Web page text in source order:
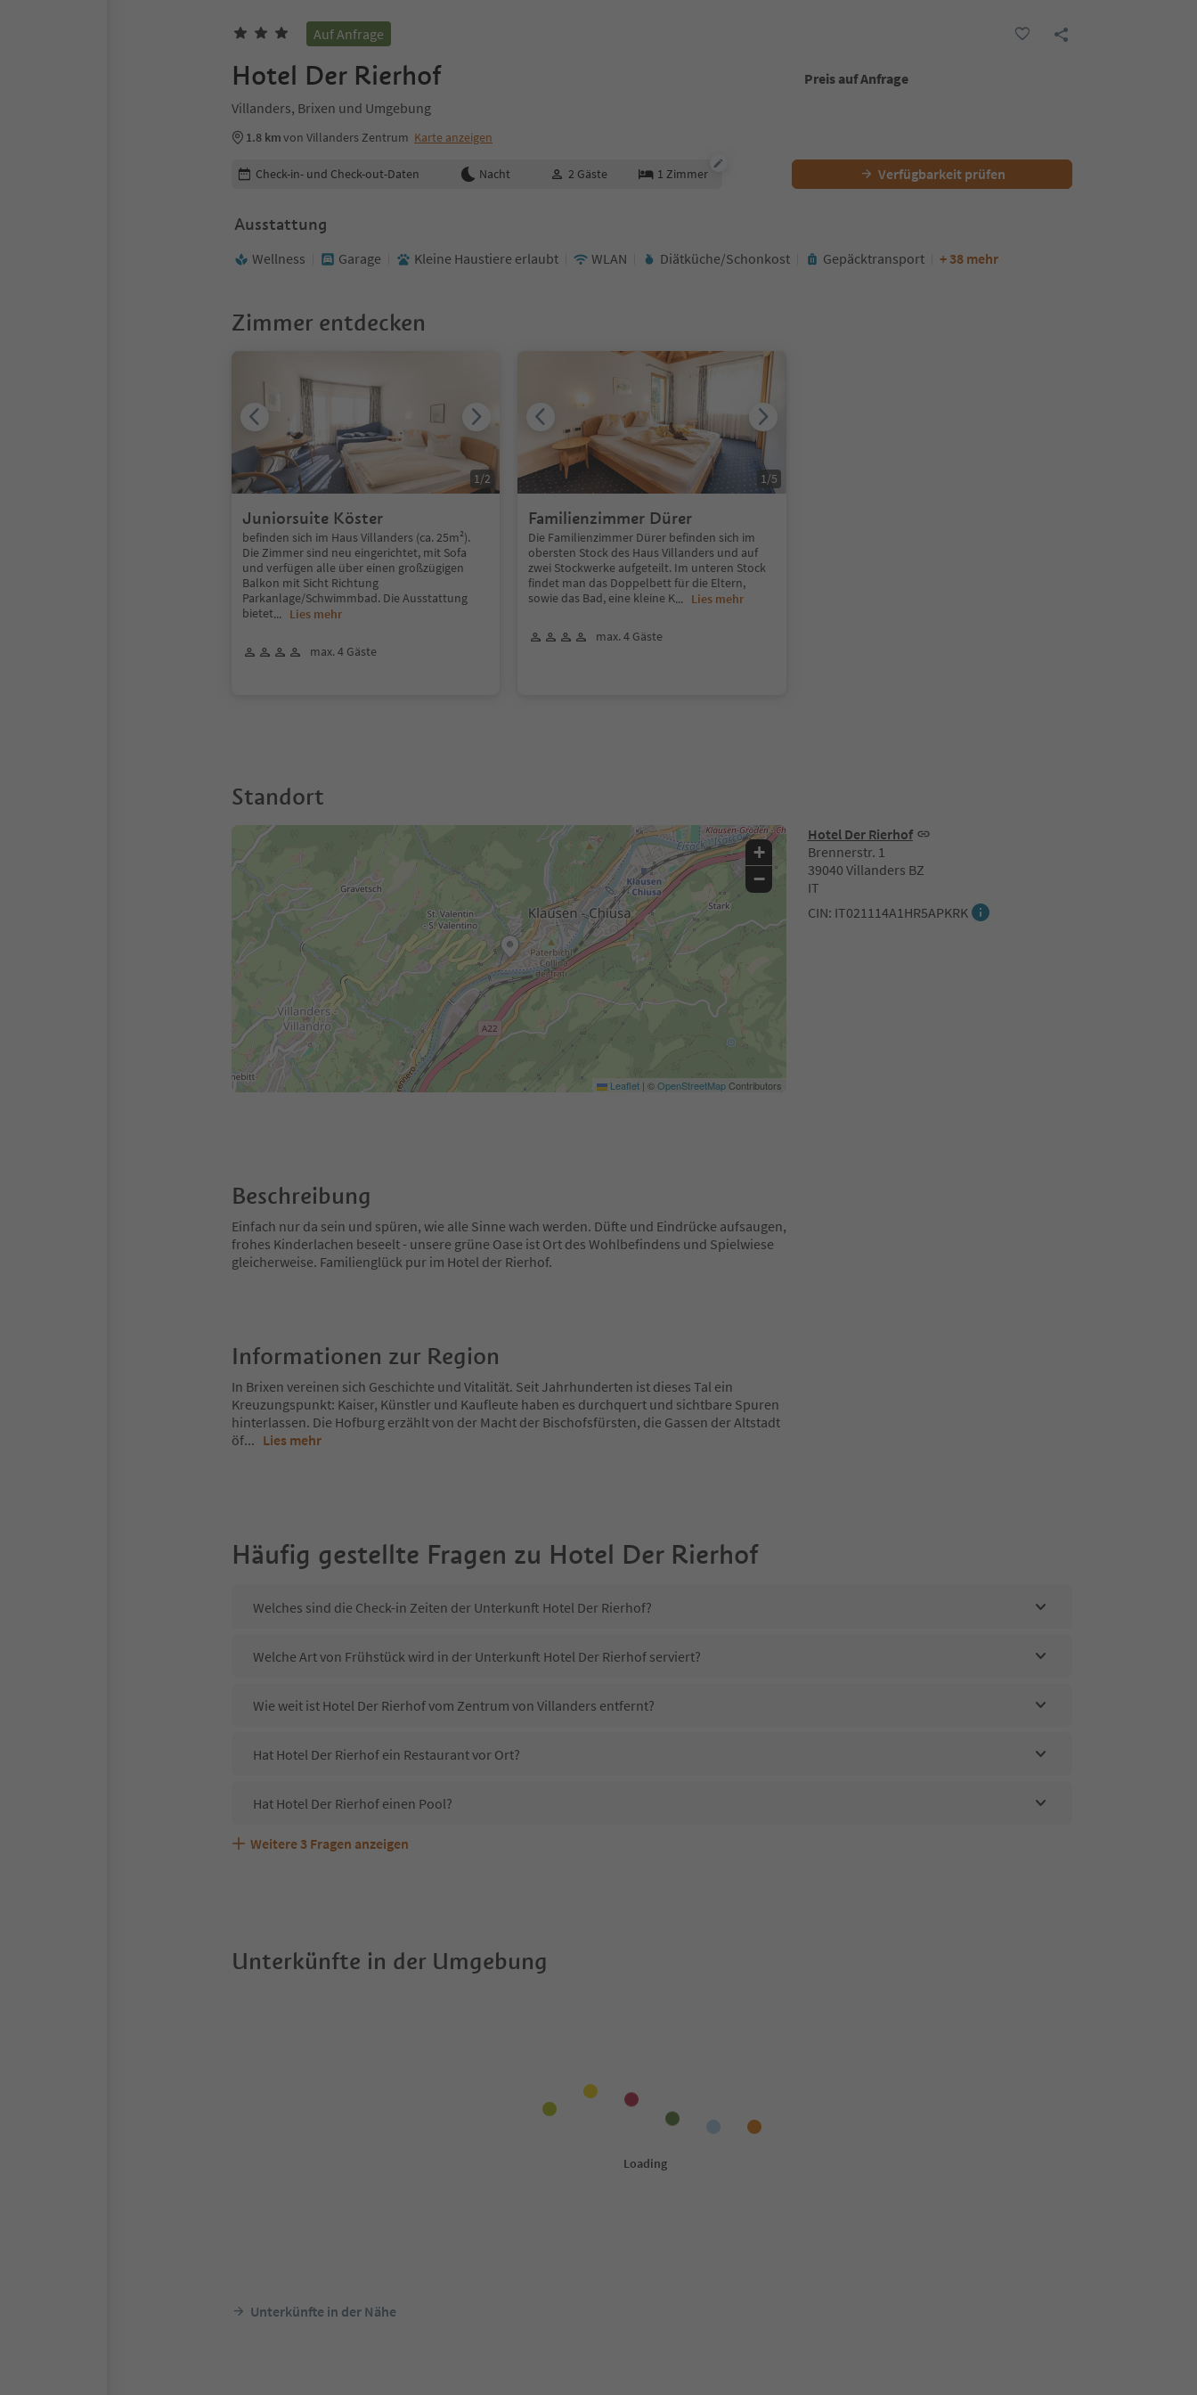
Auf Anfrage
Hotel Der Rierhof
Villanders, Brixen und Umgebung
1.8 kmvon Villanders Zentrum Karte anzeigen
Preis auf Anfrage
Buchungsdetails bearbeiten
Check-in- und Check-out-Daten Nacht 2 Gäste 1 Zimmer Verfügbarkeit prüfen
Ausstattung
Wellness Garage Kleine Haustiere erlaubt WLAN Diätküche/Schonkost Gepäcktransport + 38 mehr
Zimmer entdecken
Juniorsuite Köster
befinden sich im Haus Villanders (ca. 25m²).
Die Zimmer sind neu eingerichtet, mit Sofa
und verfügen alle über einen großzügigen
Balkon mit Sicht Richtung
Parkanlage/Schwimmbad. Die Ausstattung
bietet... Lies mehr
max. 4 Gäste
1/2
Familienzimmer Dürer
Die Familienzimmer Dürer befinden sich im
obersten Stock des Haus Villanders und auf
zwei Stockwerke aufgeteilt. Im unteren Stock
findet man das Doppelbett für die Eltern,
sowie das Bad, eine kleine K... Lies mehr
max. 4 Gäste
1/5
Standort
Hotel Der Rierhof
Brennerstr. 1
39040 Villanders BZ
IT
CIN: IT021114A1HR5APKRK
+
−
Leaflet | ©OpenStreetMapContributors
Beschreibung
Einfach nur da sein und spüren, wie alle Sinne wach werden. Düfte und Eindrücke aufsaugen,
frohes Kinderlachen beseelt - unsere grüne Oase ist Ort des Wohlbefindens und Spielwiese
gleicherweise. Familienglück pur im Hotel der Rierhof.
Informationen zur Region
In Brixen vereinen sich Geschichte und Vitalität. Seit Jahrhunderten ist dieses Tal ein
Kreuzungspunkt: Kaiser, Künstler und Kaufleute haben es durchquert und sichtbare Spuren
hinterlassen. Die Hofburg erzählt von der Macht der Bischofsfürsten, die Gassen der Altstadt
öf... Lies mehr
Häufig gestellte Fragen zu Hotel Der Rierhof
Welches sind die Check-in Zeiten der Unterkunft Hotel Der Rierhof?
Welche Art von Frühstück wird in der Unterkunft Hotel Der Rierhof serviert?
Wie weit ist Hotel Der Rierhof vom Zentrum von Villanders entfernt?
Hat Hotel Der Rierhof ein Restaurant vor Ort?
Hat Hotel Der Rierhof einen Pool?
Sind Haustiere in der Unterkunft Hotel Der Rierhof erlaubt?
Welche Services bietet Hotel Der Rierhof?
Weitere 3 Fragen anzeigen
Unterkünfte in der Umgebung
Unterkünfte in der Nähe